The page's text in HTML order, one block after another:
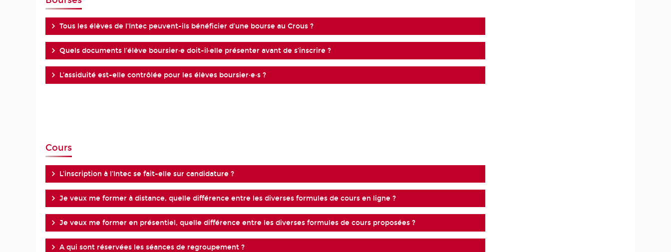
Tous les élèves de l’Intec peuvent-ils bénéficier d’une bourse au Crous ?
Quels documents l’élève boursier·e doit-il·elle présenter avant de s’inscrire ?
L’assiduité est-elle contrôlée pour les élèves boursier·e·s ?
Cours
L’inscription à l’Intec se fait-elle sur candidature ?
Je veux me former à distance, quelle différence entre les diverses formules de cours en ligne ?
Je veux me former en présentiel, quelle différence entre les diverses formules de cours proposées ?
A qui sont réservées les séances de regroupement ?